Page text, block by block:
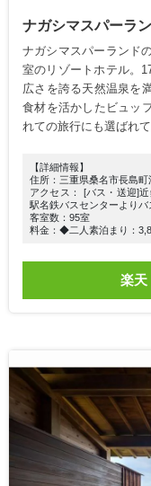
ナガシマスパーラ
ナガシマスパーランド
室のリゾートホテル。
広さを誇る天然温泉を
食材を活かしたビュッ
れての旅行にも選ばれて
【詳細情報】
住所：三重県桑名市長島町
アクセス： [バス・送迎]
駅名鉄バスセンターよりバ
客室数：95室
料金：◆二人素泊まり：
楽天